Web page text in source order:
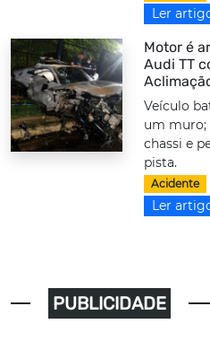
Ler
Motor é
Audi TT
Veículo
um muro;
chassi e
pista.
Acidente
Ler
PUBLICIDADE